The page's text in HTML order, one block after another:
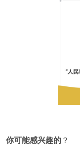
你可能感兴趣的 ？